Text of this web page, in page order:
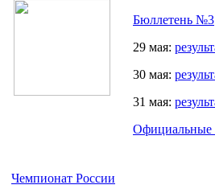
Бюллетень №3
29 мая:
30 мая:
31 мая:
Официальные
Чемпионат России